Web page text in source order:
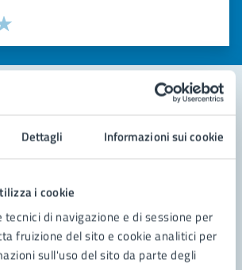
Dettagli Informazioni sui cookie
i cookie
di navigazione e di sessione per
fruizione del sito e cookie analitici per
sull'uso del sito da parte degli
informazioni (da 1 a 5 stelle)
di stelle per valutare la chiarezza delle
5 stelle su 5
4 stelle su 5
su 5
su 5
5
frequenti